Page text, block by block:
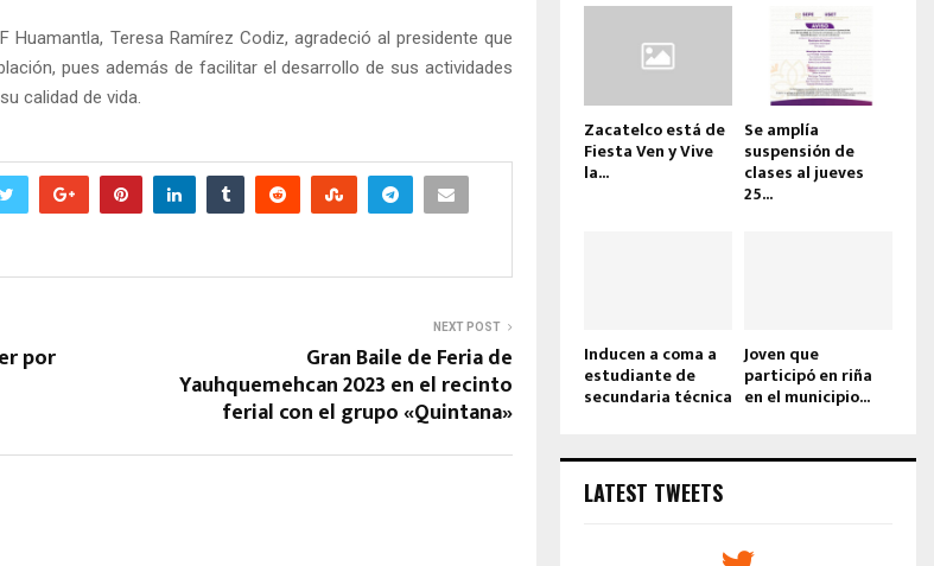
Huamantla, Teresa Ramírez Codiz, agradeció al presidente que
pues además de facilitar el desarrollo de sus actividades
calidad de vida.
por
NEXT POST
Gran Baile de Feria de
Yauhquemehcan 2023 en el recinto
ferial con el grupo «Quintana»
Zacatelco está de
Fiesta Ven y Vive
la...
Se amplía
suspensión de
clases al jueves
25...
Inducen a coma a
estudiante de
secundaria técnica
Joven que
participó en riña
en el municipio...
LATEST TWEETS